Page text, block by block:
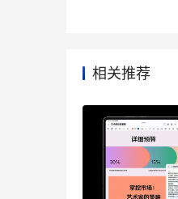
规模最大、集聚
源，不断推动
粤港澳大湾区
在人工智能、
位和蓬勃生机。
相关推荐